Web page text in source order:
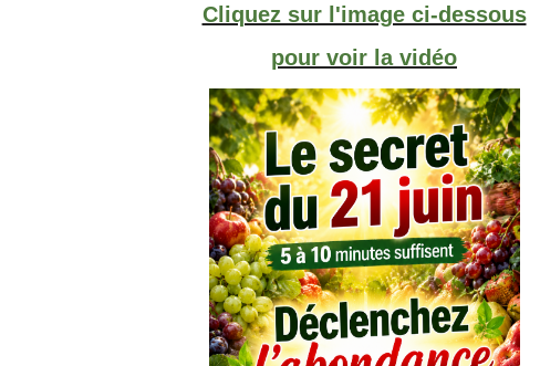
Cliquez sur l'image ci-dessous
pour voir la vidéo